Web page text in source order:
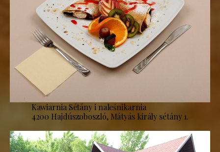
Kawiarnia Sétány i naleśnikarnia
4200 Hajdúszoboszló, Mátyás király sétány 1.